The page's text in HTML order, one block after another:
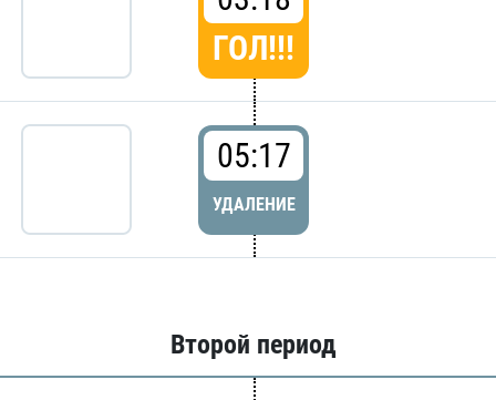
ГОЛ!!!
05:17
УДАЛЕНИЕ
Второй период